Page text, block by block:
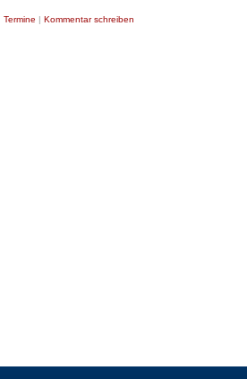
Termine | Kommentar schreiben